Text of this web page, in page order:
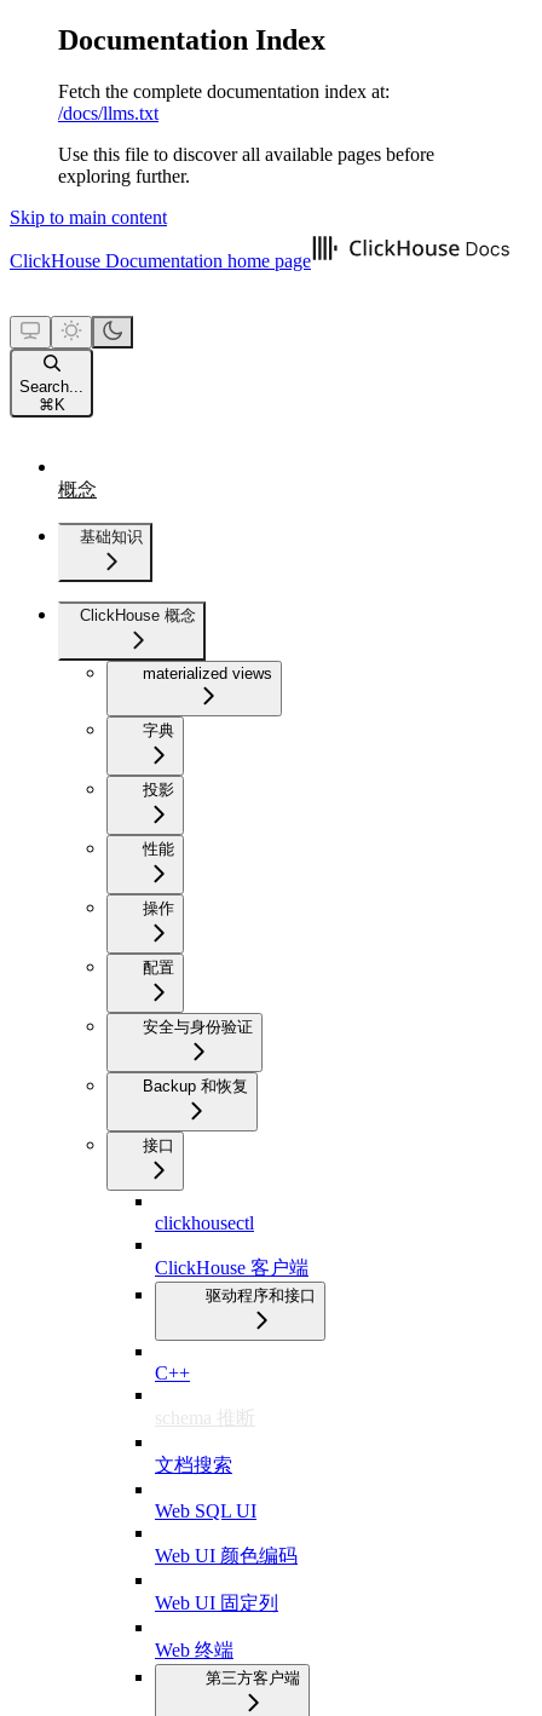
Documentation Index
Fetch the complete documentation index at:
/docs/llms.txt
Use this file to discover all available pages before
exploring further.
Skip to main content
ClickHouse Documentation home page
Search...
⌘ K
概念
基础知识
ClickHouse 概念
materialized views
字典
投影
性能
操作
配置
安全与身份验证
Backup 和恢复
接口
clickhousectl
ClickHouse 客户端
驱动程序和接口
C++
schema 推断
文档搜索
Web SQL UI
Web UI 颜色编码
Web UI 固定列
Web 终端
第三方客户端